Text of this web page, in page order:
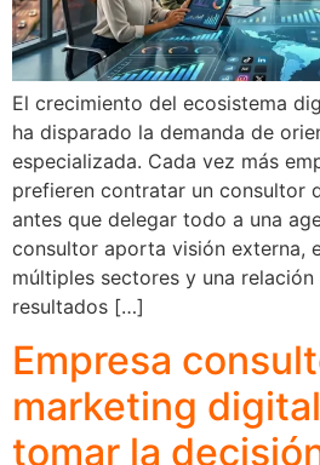
El crecimiento del ecosistema
ha disparado la demanda de
especializada. Cada vez más
prefieren contratar un consultor
antes que delegar todo a una
consultor aporta visión externa,
múltiples sectores y una
resultados […]
Empresa
marketing
tomar la